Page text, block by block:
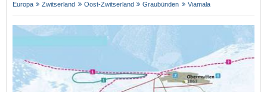
Europa Zwitserland Oost-Zwitserland Graubünden Viamala